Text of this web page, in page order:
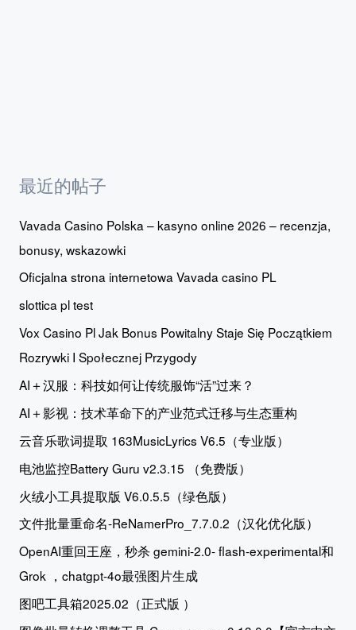
最近的帖子
Vavada Casino Polska – kasyno online 2026 – recenzja,
bonusy, wskazowki
Oficjalna strona internetowa Vavada casino PL
slottica pl test
Vox Casino Pl Jak Bonus Powitalny Staje Się Początkiem
Rozrywki I Społecznej Przygody
AI＋汉服：科技如何让传统服饰“活”过来？
AI＋影视：技术革命下的产业范式迁移与生态重构
云音乐歌词提取 163MusicLyrics V6.5（专业版）
电池监控Battery Guru v2.3.15 （免费版）
火绒小工具提取版 V6.0.5.5（绿色版）
文件批量重命名-ReNamerPro_7.7.0.2（汉化优化版）
OpenAI重回王座，秒杀 gemini-2.0- flash-experimental和
Grok ，chatgpt-4o最强图片生成
图吧工具箱2025.02（正式版 ）